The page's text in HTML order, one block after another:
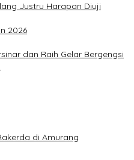
Justru Harapan Diuji
2026
dan Raih Gelar Bergengsi
di Amurang